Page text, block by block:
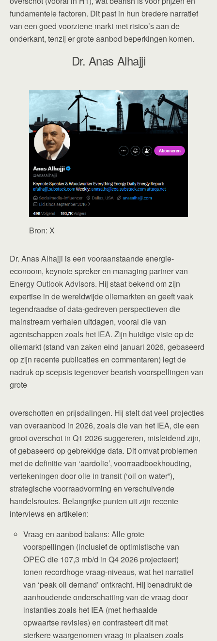
fundamentele factoren. Dit past in hun bredere narratief
van een goed voorziene markt met risico’s aan de
onderkant, tenzij er grote aanbod beperkingen komen.
Dr. Anas Alhajji
Bron: X
Dr. Anas Alhajji is een vooraanstaande energie-
econoom, keynote spreker en managing partner van
Energy Outlook Advisors. Hij staat bekend om zijn
expertise in de wereldwijde oliemarkten en geeft vaak
tegendraadse of data-gedreven perspectieven die
mainstream verhalen uitdagen, vooral die van
agentschappen zoals het IEA. Zijn huidige visie op de
oliemarkt (stand van zaken eind januari 2026, gebaseerd
op zijn recente publicaties en commentaren) legt de
nadruk op scepsis tegenover bearish voorspellingen van
grote
overschotten en prijsdalingen. Hij stelt dat veel projecties
van overaanbod in 2026, zoals die van het IEA, die een
groot overschot in Q1 2026 suggereren, misleidend zijn,
of gebaseerd op gebrekkige data. Dit omvat problemen
met de definitie van ‘aardolie’, voorraadboekhouding,
vertekeningen door olie in transit (‘oil on water”),
strategische voorraadvorming en verschuivende
handelsroutes. Belangrijke punten uit zijn recente
interviews en artikelen:
Vraag en aanbod balans: Alle grote
voorspellingen (inclusief de optimistische van
OPEC die 107,3 mb/d in Q4 2026 projecteert)
tonen recordhoge vraag-niveaus, wat het narratief
van ‘peak oil demand’ ontkracht. Hij benadrukt de
aanhoudende onderschatting van de vraag door
instanties zoals het IEA (met herhaalde
opwaartse revisies) en contrasteert dit met
sterkere waargenomen vraag in plaatsen zoals